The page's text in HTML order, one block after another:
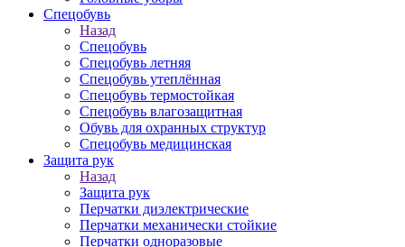
Спецобувь
Назад
Спецобувь
Спецобувь летняя
Спецобувь утеплённая
Спецобувь термостойкая
Спецобувь влагозащитная
Обувь для охранных структур
Спецобувь медицинская
Защита рук
Назад
Защита рук
Перчатки диэлектрические
Перчатки механически стойкие
Перчатки одноразовые